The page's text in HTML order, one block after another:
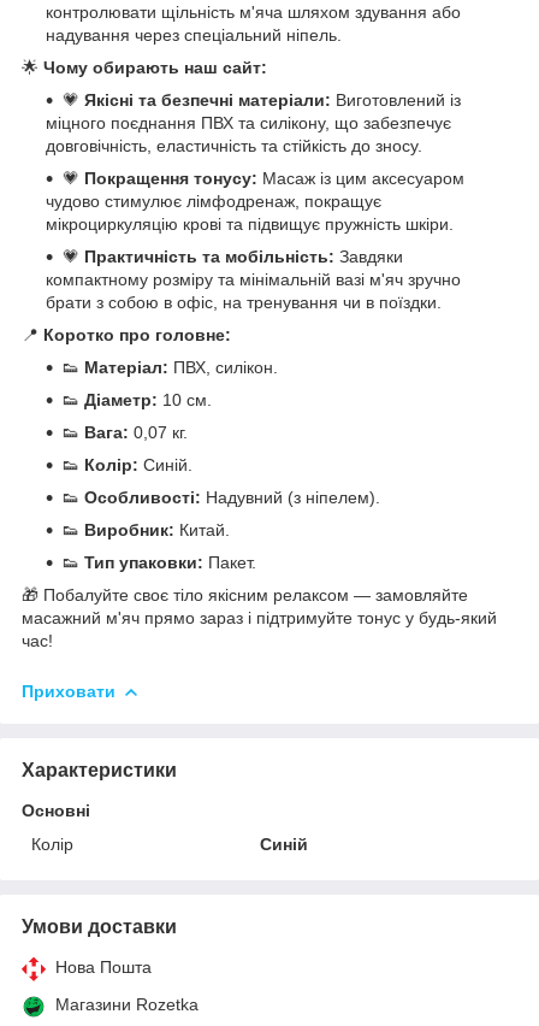
контролювати щільність м'яча шляхом здування або
надування через спеціальний ніпель.
🌟 Чому обирають наш сайт:
💗 Якісні та безпечні матеріали: Виготовлений із
міцного поєднання ПВХ та силікону, що забезпечує
довговічність, еластичність та стійкість до зносу.
💗 Покращення тонусу: Масаж із цим аксесуаром
чудово стимулює лімфодренаж, покращує
мікроциркуляцію крові та підвищує пружність шкіри.
💗 Практичність та мобільність: Завдяки
компактному розміру та мінімальній вазі м'яч зручно
брати з собою в офіс, на тренування чи в поїздки.
📍 Коротко про головне:
👟 Матеріал: ПВХ, силікон.
👟 Діаметр: 10 см.
👟 Вага: 0,07 кг.
👟 Колір: Синій.
👟 Особливості: Надувний (з ніпелем).
👟 Виробник: Китай.
👟 Тип упаковки: Пакет.
🎁 Побалуйте своє тіло якісним релаксом — замовляйте
масажний м'яч прямо зараз і підтримуйте тонус у будь-який
час!
Приховати
Характеристики
Основні
Колір
Синій
Умови доставки
Нова Пошта
Магазини Rozetka